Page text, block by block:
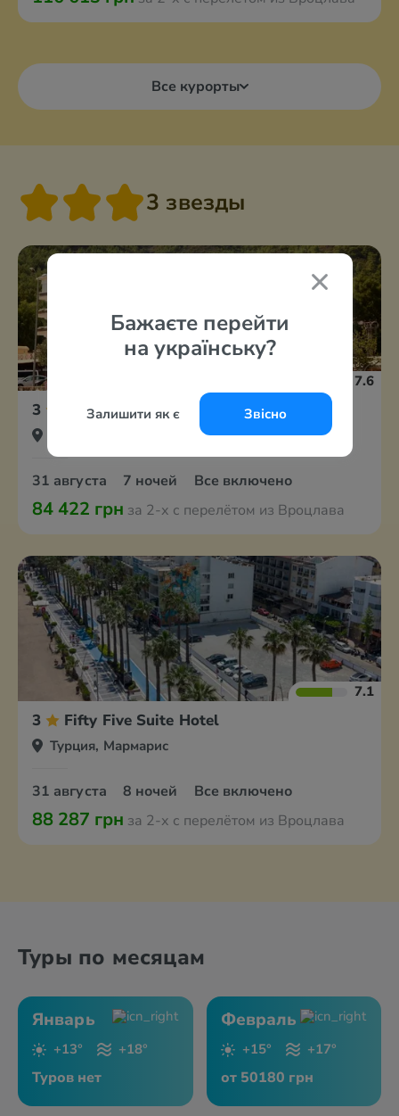
Бажаєте перейти
на українську?
Залишити як є Звісно
Все курорты
3 звезды
7.6
3 Class Unique Beach
31 августа 7 ночей Все включено
84 422 грн за 2-х с перелётом из Вроцлава
7.1
3 Fifty Five Suite Hotel
Турция, Мармарис
31 августа 8 ночей Все включено
88 287 грн за 2-х с перелётом из Вроцлава
Туры по месяцам
Январь
+13° +18°
Туров нет
Февраль
+15° +17°
от 50180 грн